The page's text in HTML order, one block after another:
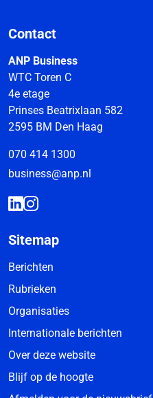
Contact
ANP Business
WTC Toren C
4e etage
Prinses Beatrixlaan 582
2595 BM Den Haag
070 414 1300
business@anp.nl
Sitemap
Berichten
Rubrieken
Organisaties
Internationale berichten
Over deze website
Blijf op de hoogte